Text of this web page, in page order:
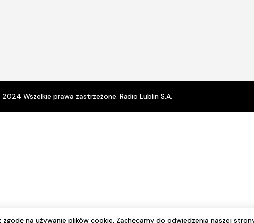
Wszelkie prawa zastrzeżone. Radio Lublin S.A.
na używanie plików cookie. Zachęcamy do odwiedzenia naszej